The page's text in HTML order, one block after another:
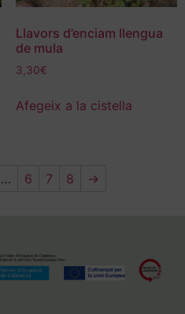
Llavors d’enciam llengua
de mula
3,30€
Afegeix a la cistella
… 6 7 8 →